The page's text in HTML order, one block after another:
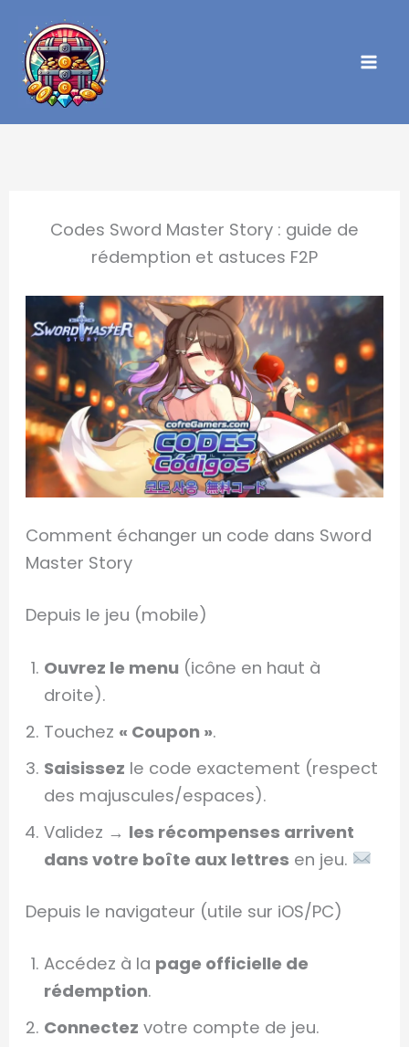
contenu
Codes Sword Master Story : guide de
rédemption et astuces F2P
Comment échanger un code dans Sword
Master Story
Depuis le jeu (mobile)
Ouvrez le menu (icône en haut à
droite).
Touchez « Coupon ».
Saisissez le code exactement (respect
des majuscules/espaces).
Validez → les récompenses arrivent
dans votre boîte aux lettres en jeu.
Depuis le navigateur (utile sur iOS/PC)
Accédez à la page officielle de
rédemption.
Connectez votre compte de jeu.